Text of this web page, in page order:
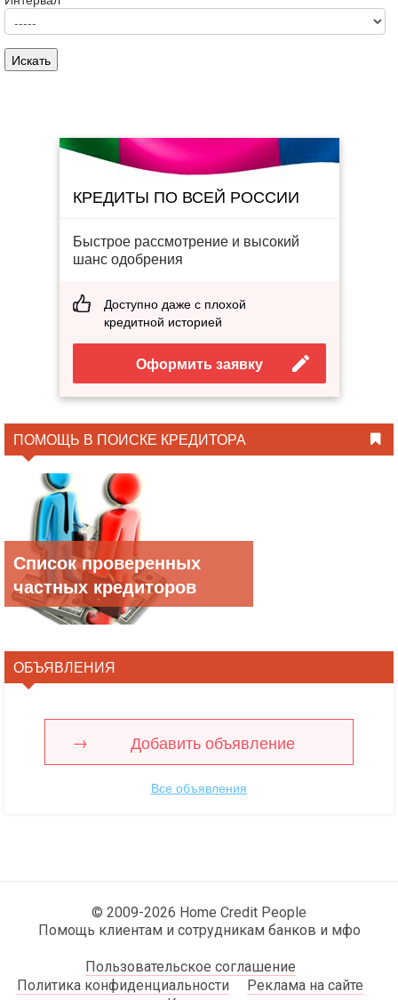
КРЕДИТЫ ПО ВСЕЙ РОССИИ
Быстрое рассмотрение и высокий
шанс одобрения
Доступно даже с плохой
кредитной историей
Оформить заявку
ПОМОЩЬ В ПОИСКЕ КРЕДИТОРА
Список проверенных
частных кредиторов
ОБЪЯВЛЕНИЯ
Добавить объявление
Все объявления
© 2009-2026 Home Credit People
Помощь клиентам и сотрудникам банков и мфо
Пользовательское соглашение
Политика конфиденциальности
Реклама на сайте